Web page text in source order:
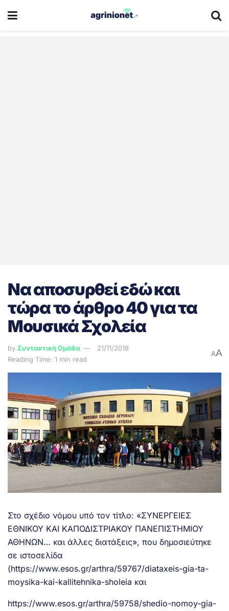
Να αποσυρθεί εδώ και
τώρα το άρθρο 40 για τα
Μουσικά Σχολεία
by Συντακτική Ομάδα
21/11/2018
Reading Time: 1 min read
AA
Στο σχέδιο νόμου υπό τον τίτλο: «ΣΥΝΕΡΓΕΙΕΣ
ΕΘΝΙΚΟΥ ΚΑΙ ΚΑΠΟΔΙΣΤΡΙΑΚΟΥ ΠΑΝΕΠΙΣΤΗΜΙΟΥ
ΑΘΗΝΩΝ… και άλλες διατάξεις», που δημοσιεύτηκε
σε ιστοσελίδα
(https://www.esos.gr/arthra/59767/diataxeis-gia-ta-
moysika-kai-kallitehnika-sholeia και
https://www.esos.gr/arthra/59758/shedio-nomoy-gia-